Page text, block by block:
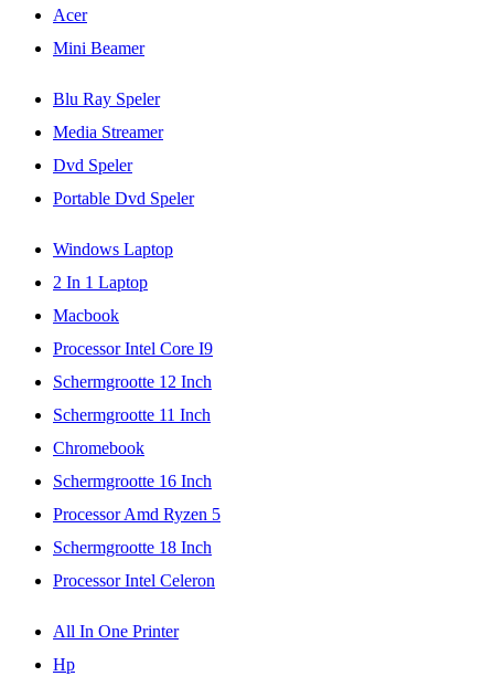
Acer
Mini Beamer
Blu Ray Speler
Media Streamer
Dvd Speler
Portable Dvd Speler
Windows Laptop
2 In 1 Laptop
Macbook
Processor Intel Core I9
Schermgrootte 12 Inch
Schermgrootte 11 Inch
Chromebook
Schermgrootte 16 Inch
Processor Amd Ryzen 5
Schermgrootte 18 Inch
Processor Intel Celeron
All In One Printer
Hp